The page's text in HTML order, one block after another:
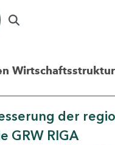
der
GRW RIGA